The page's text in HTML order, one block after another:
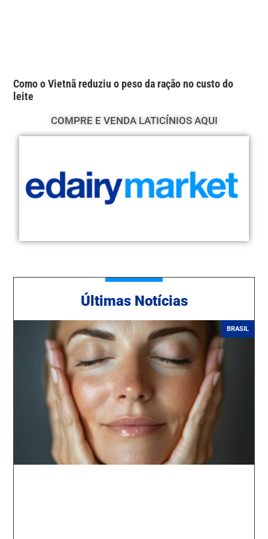
Como o Vietnã reduziu o peso da ração no custo do
leite
COMPRE E VENDA LATICÍNIOS AQUI
Ú ltimas Notícias
BRASIL